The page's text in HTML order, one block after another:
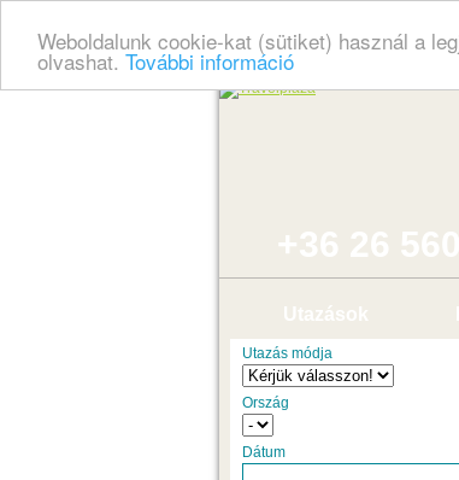
Weboldalunk cookie-kat (sütiket) használ a
olvashat. További információ
+36 26
Utazások
Utazás módja
Ország
Dátum